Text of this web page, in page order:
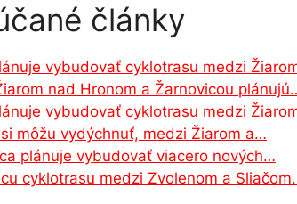
at
s
A
p
p
k
dI
n
e
gr
a
m
ar
e
články
vybudovať cyklotrasu medzi
nad Hronom a Žarnovicou
vybudovať cyklotrasu medzi
môžu vydýchnuť, medzi Žiarom a…
plánuje vybudovať viacero nových…
cyklotrasu medzi Zvolenom a